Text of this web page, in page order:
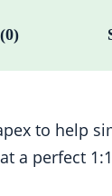
to help
a perfect